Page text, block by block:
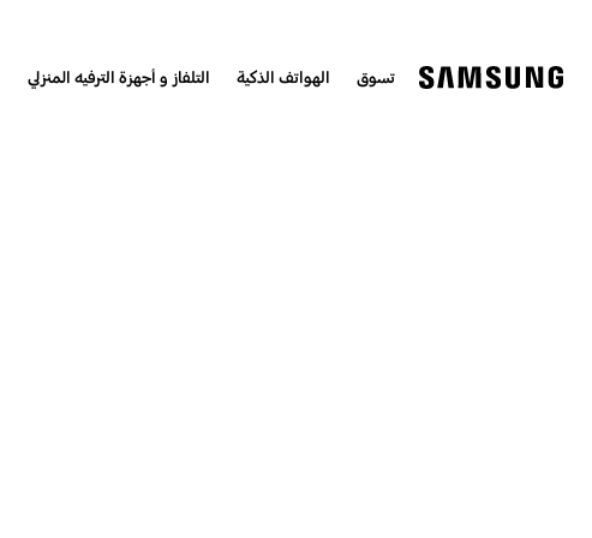
تسوق الهواتف الذكية التلفاز و أجهزة الترفيه المنزلي